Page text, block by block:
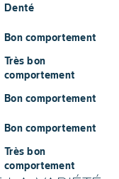
Denté
Bon comportement
Très bon
comportement
Bon comportement
Bon comportement
Très bon
comportement